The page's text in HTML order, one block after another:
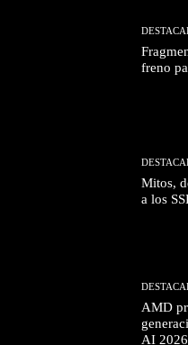
freno
Mitos,
a los
AMD
AI 2026